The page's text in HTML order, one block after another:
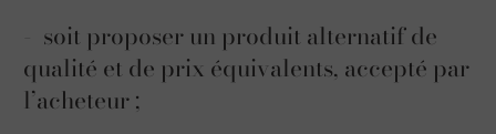
- soit proposer un produit alternatif de
qualité et de prix équivalents, accepté par
l’acheteur ;